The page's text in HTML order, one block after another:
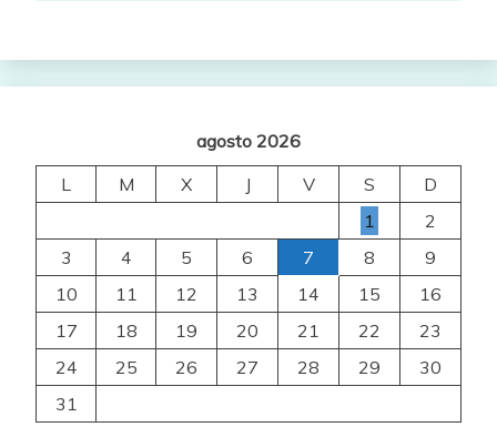
agosto 2026
L
M X J V S
D
1
2
3
4 5 6 7 8
9
10
11 12 13 14 15
16
17
18 19 20 21 22
23
24
25 26 27 28 29
30
31